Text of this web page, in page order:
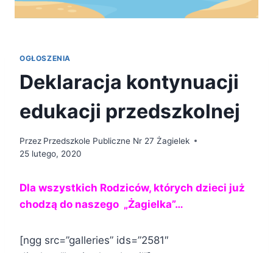
OGŁOSZENIA
Deklaracja kontynuacji
edukacji przedszkolnej
Przez Przedszkole Publiczne Nr 27 Żagielek
25 lutego, 2020
Dla wszystkich Rodziców, których dzieci już
chodzą do naszego „Żagielka”…
[ngg src=”galleries” ids=”2581″